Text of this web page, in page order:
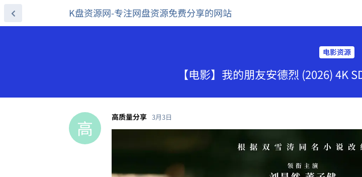
K盘资源网-专注网盘资源免费分享的网站
电影资源
【电影】我的朋友安德烈 (2026) 4K
高 高质量分享 3月3日